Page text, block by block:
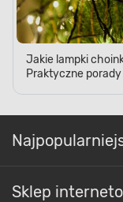
Jakie lampki
Praktyczne porady
Sklep